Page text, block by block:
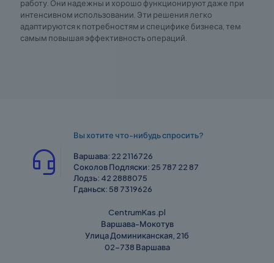
работу. Они надежны и хорошо функционируют даже при
интенсивном использовании. Эти решения легко
адаптируются к потребностям и специфике бизнеса, тем
самым повышая эффективность операций.
Вы хотите что-нибудь спросить?
Варшава: 22 2116726
Соколов Подляски: 25 787 22 87
Лодзь: 42 2888075
Гданьск: 58 7319626
CentrumKas.pl
Варшава-Мокотув
Улица Доминиканская, 21б
02-738 Варшава